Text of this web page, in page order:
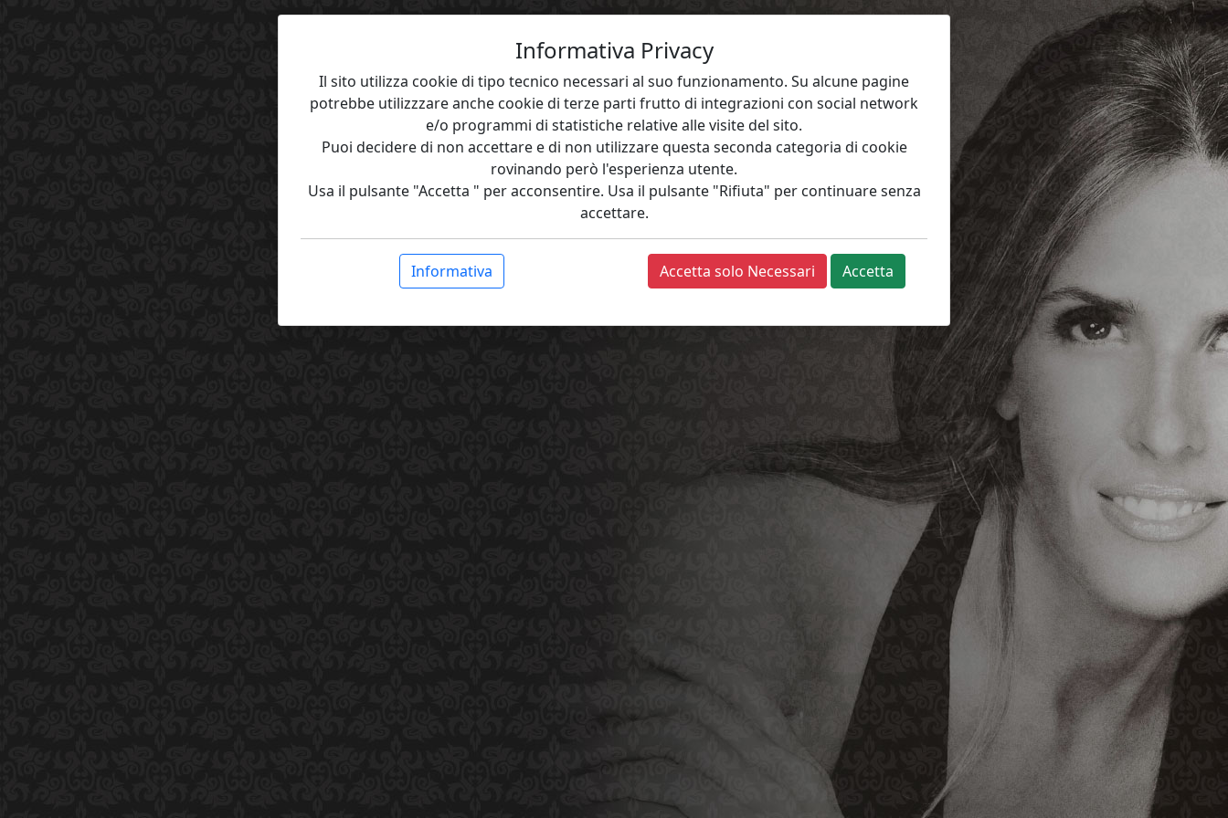
Informativa Privacy
Il sito utilizza cookie di tipo tecnico necessari al suo funzionamento. Su alcune pagine
potrebbe utilizzzare anche cookie di terze parti frutto di integrazioni con social network
e/o programmi di statistiche relative alle visite del sito.
Puoi decidere di non accettare e di non utilizzare questa seconda categoria di cookie
rovinando però l'esperienza utente.
Usa il pulsante "Accetta " per acconsentire. Usa il pulsante "Rifiuta" per continuare senza
accettare.
Informativa Accetta solo Necessari Accetta